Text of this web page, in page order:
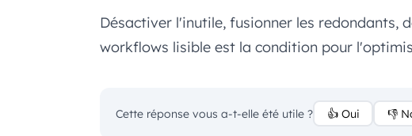
Désactiver l'inutile, fusionner les redondants,
workflows lisible est la condition pour
Cette réponse vous a-t-elle été utile ? 👍 Oui 👎